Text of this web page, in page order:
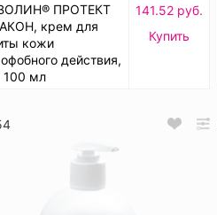
ПРОТЕКТ
крем для
кожи
действия,
100 мл
141.52 руб.
Купить